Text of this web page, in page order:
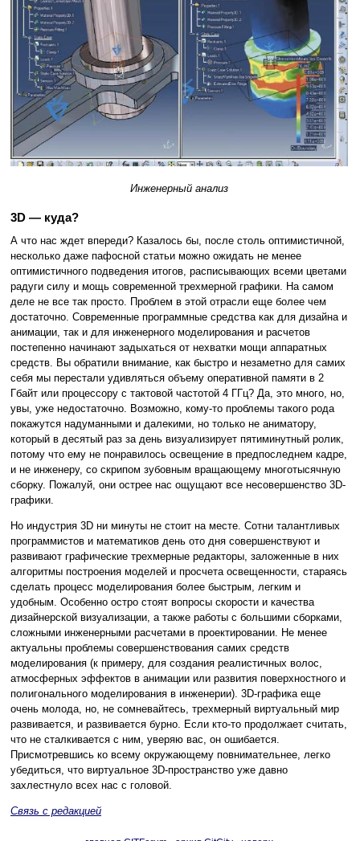
Инженерный анализ
3D — куда?
А что нас ждет впереди? Казалось бы, после столь оптимистичной,
несколько даже пафосной статьи можно ожидать не менее
оптимистичного подведения итогов, расписывающих всеми цветами
радуги силу и мощь современной трехмерной графики. На самом
деле не все так просто. Проблем в этой отрасли еще более чем
достаточно. Современные программные средства как для дизайна и
анимации, так и для инженерного моделирования и расчетов
постепенно начинают задыхаться от нехватки мощи аппаратных
средств. Вы обратили внимание, как быстро и незаметно для самих
себя мы перестали удивляться объему оперативной памяти в 2
Гбайт или процессору с тактовой частотой 4 ГГц? Да, это много, но,
увы, уже недостаточно. Возможно, кому-то проблемы такого рода
покажутся надуманными и далекими, но только не аниматору,
который в десятый раз за день визуализирует пятиминутный ролик,
потому что ему не понравилось освещение в предпоследнем кадре,
и не инженеру, со скрипом зубовным вращающему многотысячную
сборку. Пожалуй, они острее нас ощущают все несовершенство 3D-
графики.
Но индустрия 3D ни минуты не стоит на месте. Сотни талантливых
программистов и математиков день ото дня совершенствуют и
развивают графические трехмерные редакторы, заложенные в них
алгоритмы построения моделей и просчета освещенности, стараясь
сделать процесс моделирования более быстрым, легким и
удобным. Особенно остро стоят вопросы скорости и качества
дизайнерской визуализации, а также работы с большими сборками,
сложными инженерными расчетами в проектировании. Не менее
актуальны проблемы совершенствования самих средств
моделирования (к примеру, для создания реалистичных волос,
атмосферных эффектов в анимации или развития поверхностного и
полигонального моделирования в инженерии). 3D-графика еще
очень молода, но, не сомневайтесь, трехмерный виртуальный мир
развивается, и развивается бурно. Если кто-то продолжает считать,
что не сталкивается с ним, уверяю вас, он ошибается.
Присмотревшись ко всему окружающему повнимательнее, легко
убедиться, что виртуальное 3D-пространство уже давно
захлестнуло всех нас с головой.
Связь с редакцией